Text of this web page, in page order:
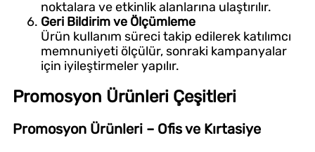
noktalara ve etkinlik alanlarına ulaştırılır.
Geri Bildirim ve Ölçümleme
Ürün kullanım süreci takip edilerek katılımcı
memnuniyeti ölçülür, sonraki kampanyalar
için iyileştirmeler yapılır.
Promosyon Ürünleri Çeşitleri
Promosyon Ürünleri – Ofis ve Kırtasiye